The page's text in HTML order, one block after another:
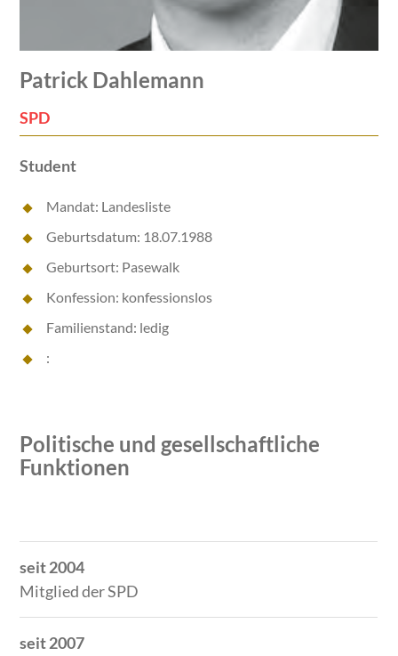
Patrick Dahlemann
SPD
Student
Mandat: Landesliste
Geburtsdatum: 18.07.1988
Geburtsort: Pasewalk
Konfession: konfessionslos
Familienstand: ledig
:
Politische und gesellschaftliche
Funktionen
Zeitraum
Tätigkeit
seit 2004
Mitglied der SPD
seit 2007